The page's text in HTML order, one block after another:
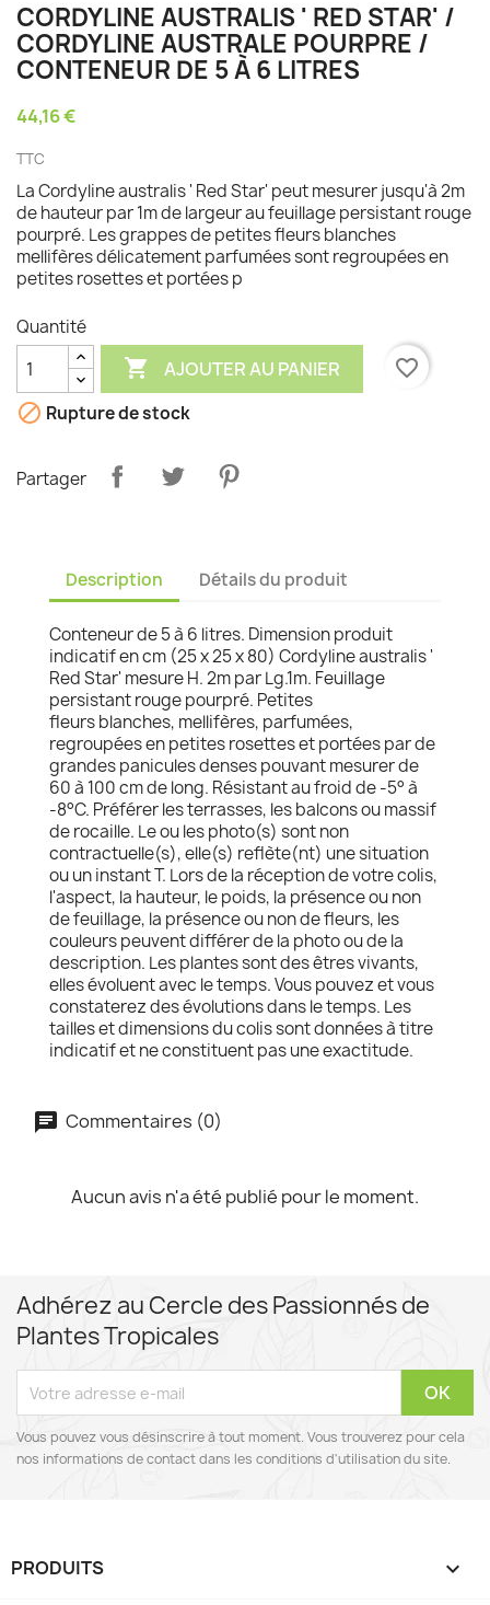
CORDYLINE AUSTRALIS ' RED STAR' /
CORDYLINE AUSTRALE POURPRE /
CONTENEUR DE 5 À 6 LITRES
44,16 €
TTC
La Cordyline australis ' Red Star' peut mesurer jusqu'à 2m
de hauteur par 1m de largeur au feuillage persistant rouge
pourpré. Les grappes de petites fleurs blanches
mellifères délicatement parfumées sont regroupées en
petites rosettes et portées p
Quantité
 AJOUTER AU PANIER
favorite_border
 Rupture de stock
Partager
Description Détails du produit
Conteneur de 5 à 6 litres. Dimension produit
indicatif en cm (25 x 25 x 80) Cordyline australis '
Red Star' mesure H. 2m par Lg.1m. Feuillage
persistant rouge pourpré. Petites
fleurs blanches, mellifères, parfumées,
regroupées en petites rosettes et portées par de
grandes panicules denses pouvant mesurer de
60 à 100 cm de long. Résistant au froid de -5° à
-8°C. Préférer les terrasses, les balcons ou massif
de rocaille. Le ou les photo(s) sont non
contractuelle(s), elle(s) reflète(nt) une situation
ou un instant T. Lors de la réception de votre colis,
l'aspect, la hauteur, le poids, la présence ou non
de feuillage, la présence ou non de fleurs, les
couleurs peuvent différer de la photo ou de la
description. Les plantes sont des êtres vivants,
elles évoluent avec le temps. Vous pouvez et vous
constaterez des évolutions dans le temps. Les
tailles et dimensions du colis sont données à titre
indicatif et ne constituent pas une exactitude.
Commentaires (0)
Aucun avis n'a été publié pour le moment.
Adhérez au Cercle des Passionnés de
Plantes Tropicales
Vous pouvez vous désinscrire à tout moment. Vous trouverez pour cela
nos informations de contact dans les conditions d'utilisation du site.
PRODUITS 